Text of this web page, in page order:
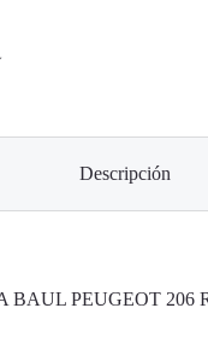
Descripción
BAUL PEUGEOT 206